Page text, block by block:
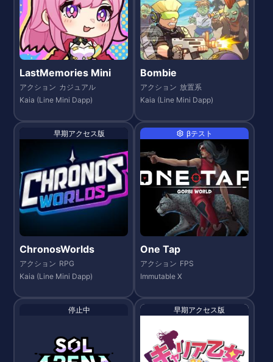
LastMemories Mini
アクション カジュアル
Kaia (Line Mini Dapp)
Bombie
アクション 放置系
Kaia (Line Mini Dapp)
早期アクセス版
ChronosWorlds
アクション RPG
Kaia (Line Mini Dapp)
βテスト
One Tap
アクション FPS
Immutable X
停止中 早期アクセス版